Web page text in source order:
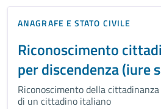
ANAGRAFE E STATO CIVILE
Riconoscimento
per discendenza (iure
Riconoscimento della
di un cittadino italiano